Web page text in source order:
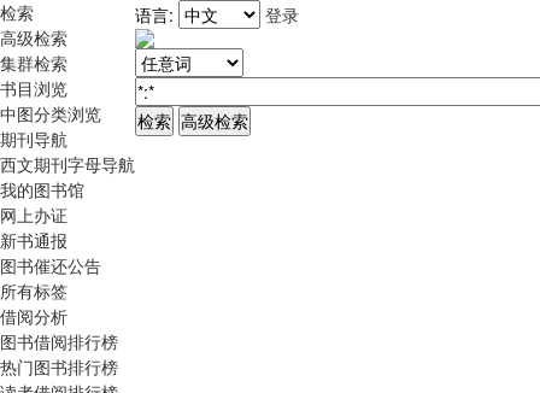
检索
高级检索
集群检索
书目浏览
中图分类浏览
期刊导航
西文期刊字母导航
我的图书馆
网上办证
新书通报
图书催还公告
所有标签
借阅分析
图书借阅排行榜
热门图书排行榜
语言: 登录